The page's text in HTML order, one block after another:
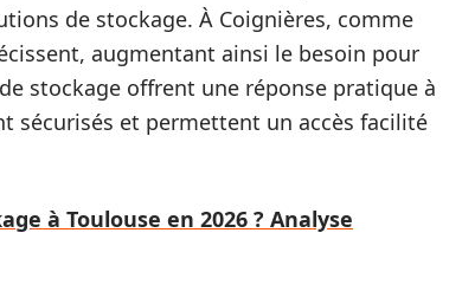
de stockage. À Coignières, comme
augmentant ainsi le besoin pour
stockage offrent une réponse pratique à
sécurisés et permettent un accès facilité
à Toulouse en 2026 ? Analyse